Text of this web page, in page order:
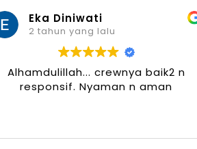
Eka Diniwati
2 tahun yang lalu
Alhamdulillah... crewnya baik2 n
responsif. Nyaman n aman